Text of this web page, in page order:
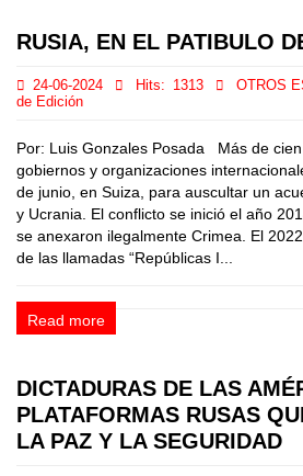
RUSIA, EN EL PATIBULO
24-06-2024 Hits: 1313 OTROS
de Edición
Por: Luis Gonzales Posada Más de
gobiernos y organizaciones
de junio, en Suiza, para auscultar un
y Ucrania. El conflicto se inició el año
se anexaron ilegalmente Crimea. El
de las llamadas “Repúblicas I...
Read more
DICTADURAS DE LAS
PLATAFORMAS RUSAS
LA PAZ Y LA SEGURIDAD